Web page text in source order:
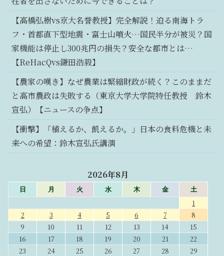
【高橋弘樹vs京大名誉教授】完全解説！迫る南海トラ
フ・首都直下型地震・富士山噴火…国民半分が被災？国
家機能は停止し300兆円の損失？安全な都市とは…
【ReHacQvs鎌田浩毅】
【農家の嘆き】なぜ農業は緊縮財政が続く？このままだ
と高市農政は失敗する（東京大学大学院特任教授 鈴木
宣弘）【ニュースの争点】
【衝撃】「植えるか、飢えるか。」日本の食料危機と未
来への希望：鈴木宣弘氏講演
2026年8月
日 月 火 水 木 金 土
1
2
3 4 5 6 7
8
9
10 11 12 13 14
15
16
17 18 19 20 21
22
23
24 25 26 27 28
29